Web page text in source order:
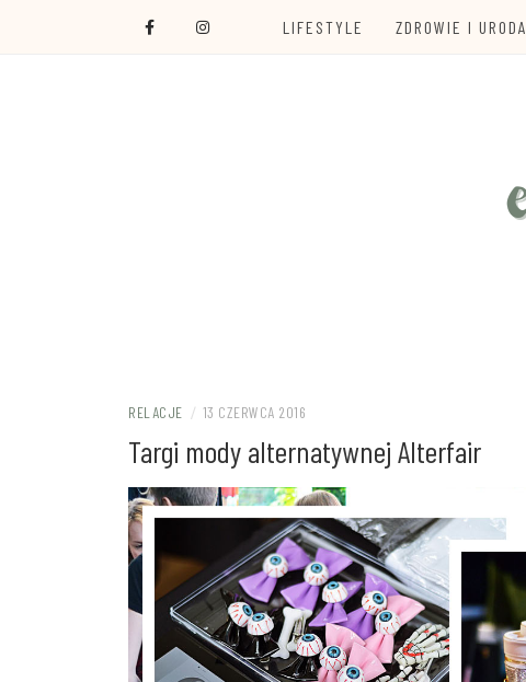
LIFESTYLE ZDROWIE I URODA
RELACJE / 13 CZERWCA 2016
Targi mody alternatywnej Alterfair